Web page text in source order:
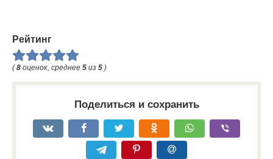
Рейтинг
(8 оценок, среднее 5 из 5 )
Поделиться и сохранить